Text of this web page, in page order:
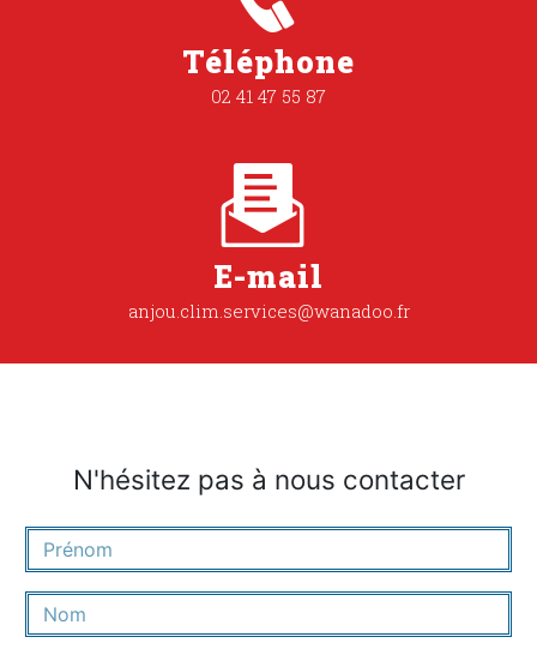
Téléphone
02 41 47 55 87
E-mail
anjou.clim.services@wanadoo.fr
N'hésitez pas à nous contacter